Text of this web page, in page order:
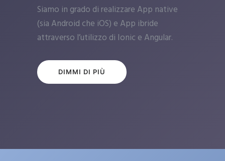
Siamo in grado di realizzare App native
(sia Android che iOS) e App ibride
attraverso l’utilizzo di Ionic e Angular.
DIMMI DI PIÙ